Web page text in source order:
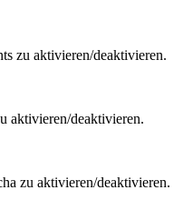
zu aktivieren/deaktivieren.
aktivieren/deaktivieren.
zu aktivieren/deaktivieren.